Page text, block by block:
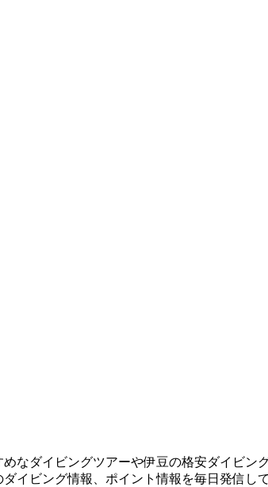
なダイビングツアーや伊豆の格安ダイビ
イビング情報、ポイント情報を毎日発信